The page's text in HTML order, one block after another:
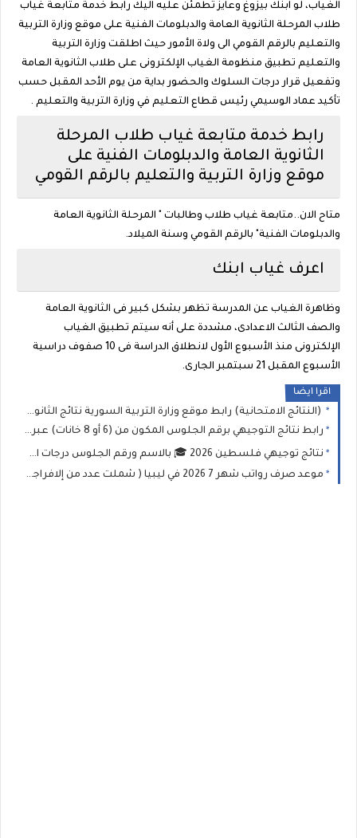
الغياب، لو ابنك بيزوغ وعايز تطمئن عليه اليك رابط خدمة متابعة غياب
طلاب المرحلة الثانوية العامة والدبلومات الفنية على موقع وزارة التربية
والتعليم بالرقم القومي الى ولاة الأمور حيث اطلقت وزارة التربية
والتعليم تطبيق منظومة الغياب الإلكترونى على طلاب الثانوية العامة
وتفعيل قرار درجات السلوك والحضور بداية من يوم الأحد المقبل حسب
تأكيد عماد الوسيمي رئيس قطاع التعليم في وزارة التربية والتعليم .
رابط خدمة متابعة غياب طلاب المرحلة
الثانوية العامة والدبلومات الفنية على
موقع وزارة التربية والتعليم بالرقم القومي
متاح الان..متابعة غياب طلاب وطالبات " المرحلة الثانوية العامة
والدبلومات الفنية" بالرقم القومي وسنة الميلاد.
اعرف غياب ابنك
وظاهرة الغياب عن المدرسة تظهر بشكل كبير فى الثانوية العامة
والصف الثالث الاعدادى، مشددة على أنه سيتم تطبيق الغياب
الإلكترونى منذ الأسبوع الأول لانطلاق الدراسة فى 10 صفوف دراسية
الأسبوع المقبل 21 سبتمبر الجارى.
اقرا ايضا
(النتائج الامتحانية) رابط موقع وزارة التربية السورية نتائج الثانوية العامة في سوريا 2026 نتيجة البكالوريا حسب الاسم ورقم الاكتتاب
رابط نتائج التوجيهي برقم الجلوس المكون من (6 أو 8 خانات) عبر موقع وزارة التربية والتعليم الفلسطينية
نتائج توجيهي فلسطين 2026 🎓 بالاسم ورقم الجلوس درجات امتحان الثانوية العامة (التوجيهي)
موعد صرف رواتب شهر 7 2026 في ليبيا ( شملت عدد من إلافراجات المالية) وخطوات الاستعلام عبر منظومة "راتبك لحظي"